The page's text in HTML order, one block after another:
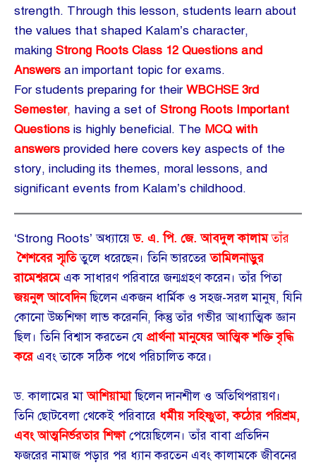
strength. Through this lesson, students learn about
the values that shaped Kalam’s character,
making Strong Roots Class 12 Questions and
Answers an important topic for exams.
For students preparing for theirWBCHSE 3rd
Semester, having a set of Strong Roots Important
Questions is highly beneficial. The MCQ with
answers provided here covers key aspects of the
story, including its themes, moral lessons, and
significant events from Kalam’s childhood.
‘Strong Roots’ অধ্যায়েড. এ. পি. জে. আবদুল কালামতাঁর
শৈশবের স্মৃতিতুলে ধরেছেন। তিনি ভারতেরতামিলনাড়ুর
রামেশ্বরমে এক সাধারণ পরিবারে জন্মগ্রহণ করেন। তাঁর পিতা
জয়নুল আবেদিনছিলেন একজন ধার্মিক ও সহজ-সরল মানুষ, যিনি
কোনো উচ্চশিক্ষা লাভ করেননি, কিন্তু তাঁর গভীর আধ্যাত্মিক জ্ঞান
ছিল। তিনি বিশ্বাস করতেন যে প্রার্থনা মানুষের আত্মিক শক্তি বৃদ্ধি
করেএবং তাকে সঠিক পথে পরিচালিত করে।
ড. কালামের মাআশিয়াম্মা ছিলেন দানশীল ও অতিথিপরায়ণ।
তিনি ছোটবেলা থেকেই পরিবারে ধর্মীয় সহিষ্ণুতা, কঠোর পরিশ্রম,
এবং আত্মনির্ভরতার শিক্ষা পেয়েছিলেন। তাঁর বাবা প্রতিদিন
ফজরের নামাজ পড়ার পর ধ্যান করতেন এবং কালামকে জীবনের